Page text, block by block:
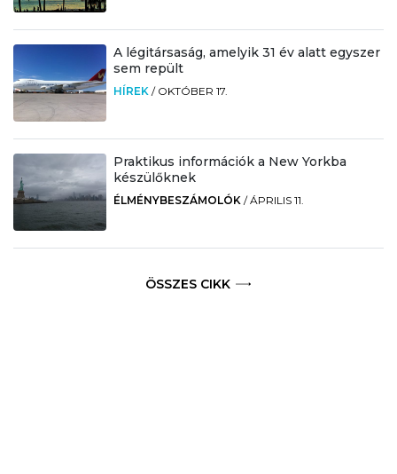
A légitársaság, amelyik 31 év alatt egyszer
sem repült
HÍREK / OKTÓBER 17.
Praktikus információk a New Yorkba
készülőknek
ÉLMÉNYBESZÁMOLÓK /ÁPRILIS 11.
ÖSSZES CIKK